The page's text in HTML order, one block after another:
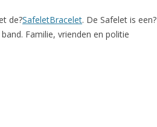
de?SafeletBracelet. De Safelet is een?
Familie, vrienden en politie